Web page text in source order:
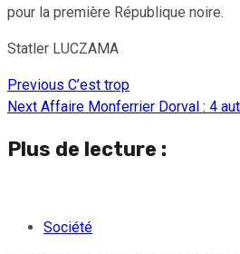
pour la première République noire.
Statler LUCZAMA
Continue
Previous C’est trop
Next Affaire Monferrier Dorval : 4
Plus de lecture :
Société